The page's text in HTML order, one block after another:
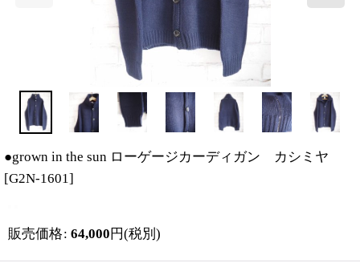
●grown in the sun ローゲージカーディガン カシミヤ
[G2N-1601]
販売価格: 64,000 円(税別)